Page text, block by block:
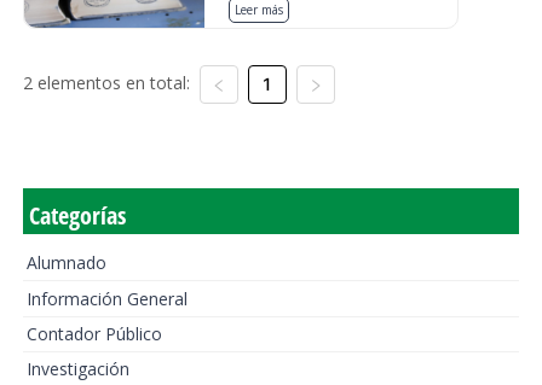
Leer más
2 elementos en total: 1
Categorías
Alumnado
Información General
Contador Público
Investigación